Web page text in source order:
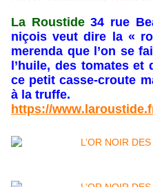
La Roustide34 rue
niçois veut dire la «
merenda que l’on se
l’huile, des tomates
ce petit casse-croute
à la truffe.
https://